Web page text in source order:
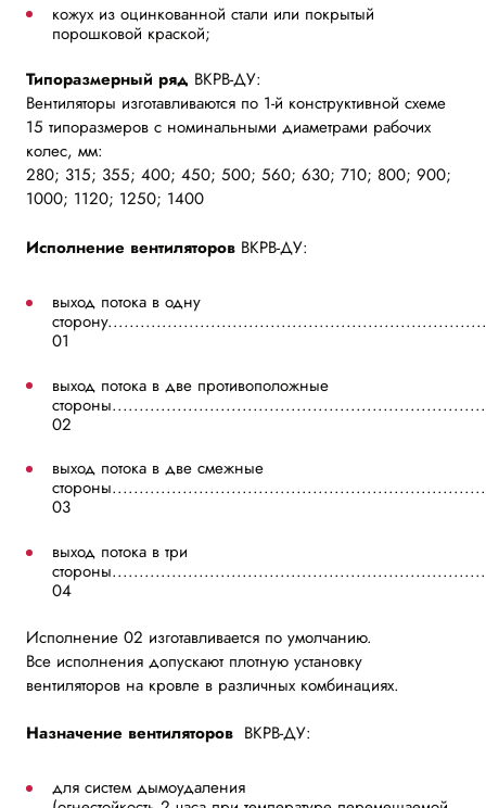
кожух из оцинкованной стали или покрытый
порошковой краской;
Типоразмерный ряд ВКРВ-ДУ:
Вентиляторы изготавливаются по 1-й конструктивной схеме
15 типоразмеров с номинальными диаметрами рабочих
колес, мм:
280; 315; 355; 400; 450; 500; 560; 630; 710; 800; 900;
1000; 1120; 1250; 1400
Исполнение вентиляторов ВКРВ-ДУ:
выход потока в одну
01
выход потока в две противоположные
02
выход потока в две смежные
03
выход потока в три
04
Исполнение 02 изготавливается по умолчанию.
Все исполнения допускают плотную установку
вентиляторов на кровле в различных комбинациях.
Назначение вентиляторов ВКРВ-ДУ:
для систем дымоудаления